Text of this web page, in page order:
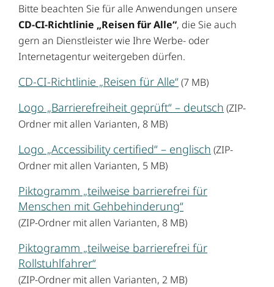
Bitte beachten Sie für alle Anwendungen unsere
CD-CI-Richtlinie „Reisen für Alle“, die Sie auch
gern an Dienstleister wie Ihre Werbe- oder
Internetagentur weitergeben dürfen.
CD-CI-Richtlinie „Reisen für Alle“(7 MB)
Logo „Barrierefreiheit geprüft“ – deutsch (ZIP-
Ordner mit allen Varianten, 8 MB)
Logo „Accessibility certified“ – englisch (ZIP-
Ordner mit allen Varianten, 5 MB)
Piktogramm „teilweise barrierefrei für
Menschen mit Gehbehinderung“
(ZIP-Ordner mit allen Varianten, 8 MB)
Piktogramm „teilweise barrierefrei für
Rollstuhlfahrer“
(ZIP-Ordner mit allen Varianten, 2 MB)